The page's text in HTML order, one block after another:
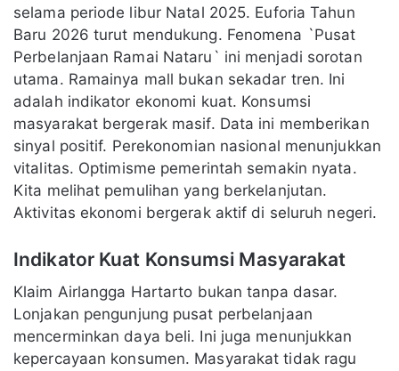
selama periode libur Natal 2025. Euforia Tahun
Baru 2026 turut mendukung. Fenomena `Pusat
Perbelanjaan Ramai Nataru` ini menjadi sorotan
utama. Ramainya mall bukan sekadar tren. Ini
adalah indikator ekonomi kuat. Konsumsi
masyarakat bergerak masif. Data ini memberikan
sinyal positif. Perekonomian nasional menunjukkan
vitalitas. Optimisme pemerintah semakin nyata.
Kita melihat pemulihan yang berkelanjutan.
Aktivitas ekonomi bergerak aktif di seluruh negeri.
Indikator Kuat Konsumsi Masyarakat
Klaim Airlangga Hartarto bukan tanpa dasar.
Lonjakan pengunjung pusat perbelanjaan
mencerminkan daya beli. Ini juga menunjukkan
kepercayaan konsumen. Masyarakat tidak ragu